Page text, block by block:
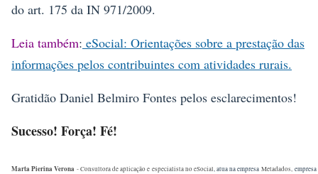
do art. 175 da IN 971/2009.
Leia também: eSocial: Orientações sobre a prestação das
informações pelos contribuintes com atividades rurais.
Gratidão Daniel Belmiro Fontes pelos esclarecimentos!
Sucesso! Força! Fé!
Marta Pierina Verona - Consultora de aplicação e especialista no eSocial, atua na empresa Metadados,